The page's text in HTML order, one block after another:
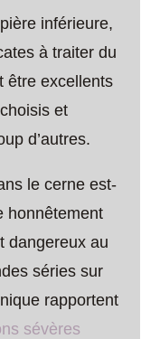
inférieure,
à traiter du
être excellents
et
d’autres.
le cerne est-
honnêtement
dangereux au
séries sur
rapportent
sévères